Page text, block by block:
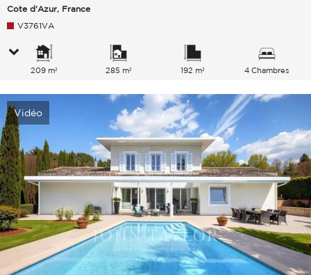
Cote d'Azur, France
V3761VA
209 m² 285 m² 192 m² 4 Chambres
Vidéo